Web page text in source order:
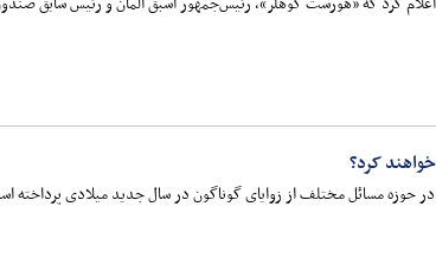
کرد؟
در حوزه مسائل مختلف از زوایای گوناگون در سال جدید میلادی پرداخته